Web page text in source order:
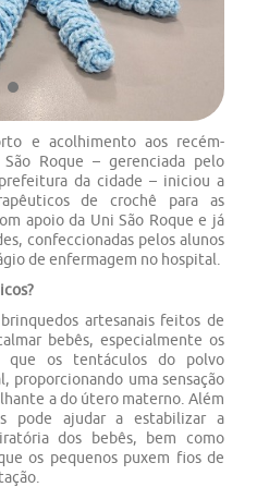
e acolhimento aos recém-
Roque – gerenciada pelo
da cidade – iniciou a
de crochê para as
apoio da Uni São Roque e já
confeccionadas pelos alunos
de enfermagem no hospital.
artesanais feitos de
bebês, especialmente os
que os tentáculos do polvo
proporcionando uma sensação
a do útero materno. Além
pode ajudar a estabilizar a
dos bebês, bem como
os pequenos puxem fios de